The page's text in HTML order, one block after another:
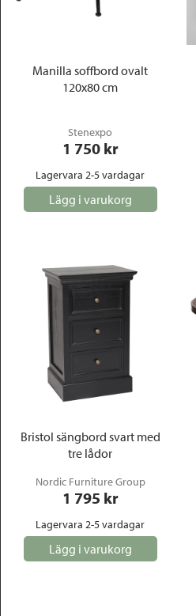
Manilla soffbord ovalt
120x80 cm
Stenexpo
1 750 kr
Lagervara 2-5 vardagar
Lägg i varukorg
Bristol sängbord svart med
tre lådor
Nordic Furniture Group
1 795 kr
Lagervara 2-5 vardagar
Lägg i varukorg